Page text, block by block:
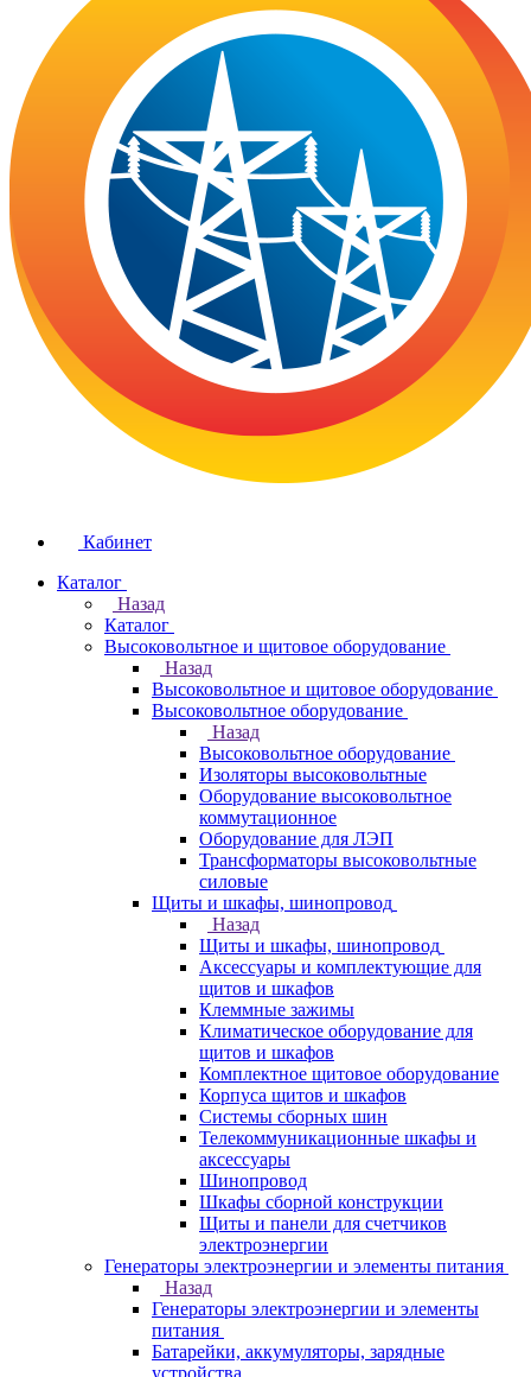
Кабинет
Каталог
Назад
Каталог
Высоковольтное и щитовое оборудование
Назад
Высоковольтное и щитовое оборудование
Высоковольтное оборудование
Назад
Высоковольтное оборудование
Изоляторы высоковольтные
Оборудование высоковольтное
коммутационное
Оборудование для ЛЭП
Трансформаторы высоковольтные
силовые
Щиты и шкафы, шинопровод
Назад
Щиты и шкафы, шинопровод
Аксессуары и комплектующие для
щитов и шкафов
Клеммные зажимы
Климатическое оборудование для
щитов и шкафов
Комплектное щитовое оборудование
Корпуса щитов и шкафов
Системы сборных шин
Телекоммуникационные шкафы и
аксессуары
Шинопровод
Шкафы сборной конструкции
Щиты и панели для счетчиков
электроэнергии
Генераторы электроэнергии и элементы питания
Назад
Генераторы электроэнергии и элементы
питания
Батарейки, аккумуляторы, зарядные
устройства